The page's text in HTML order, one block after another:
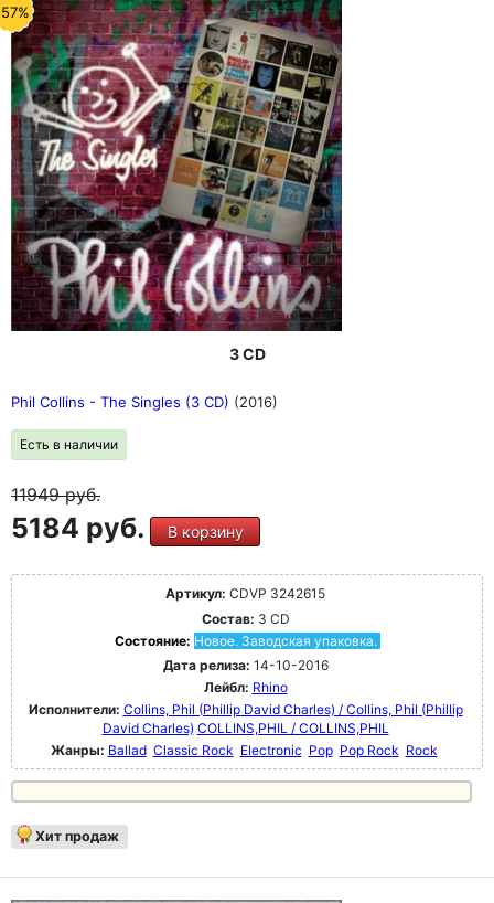
3 CD
Phil Collins - The Singles (3 CD) (2016)
Есть в наличии
11949руб.
5184 руб. В корзину
Артикул: CDVP 3242615
Состав: 3 CD
Состояние: Новое. Заводская упаковка.
Дата релиза: 14-10-2016
Лейбл: Rhino
Исполнители: Collins, Phil (Phillip David Charles) / Collins, Phil (Phillip
David Charles) COLLINS,PHIL / COLLINS,PHIL
Жанры: Ballad Classic Rock Electronic Pop Pop Rock Rock
Хит продаж